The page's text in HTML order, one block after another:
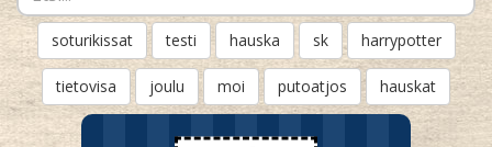
soturikissat testi hauska sk harrypotter
tietovisa joulu moi putoatjos hauskat